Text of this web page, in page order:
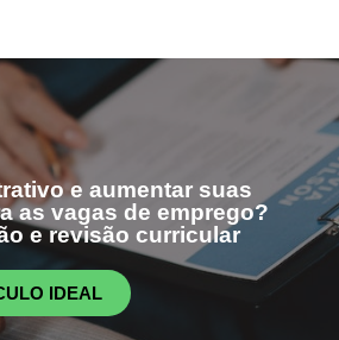
e aumentar suas
as vagas de emprego?
e revisão curricular
IDEAL